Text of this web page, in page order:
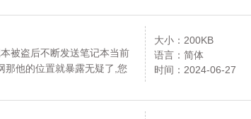
大小：200KB
语言：简体
时间：2024-06-27
被盗后不断发送笔记本当前
那他的位置就暴露无疑了,您